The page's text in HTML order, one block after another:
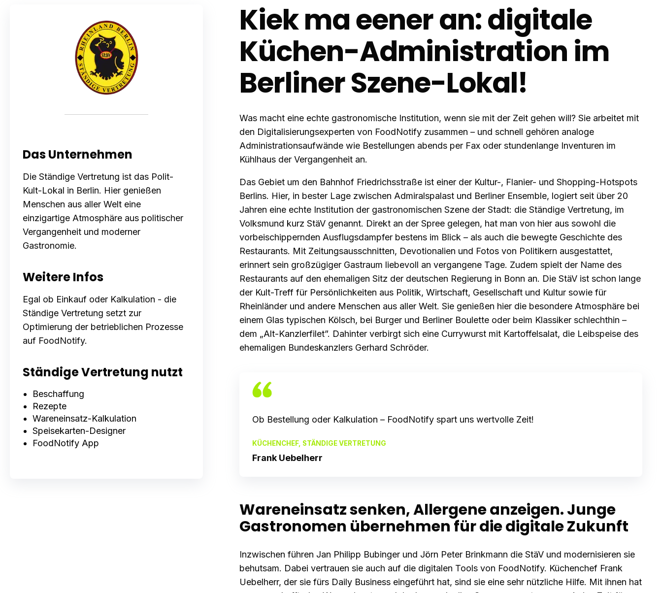
Das Unternehmen
Die Ständige Vertretung ist das Polit-
Kult-Lokal in Berlin. Hier genießen
Menschen aus aller Welt eine
einzigartige Atmosphäre aus politischer
Vergangenheit und moderner
Gastronomie.
Weitere Infos
Egal ob Einkauf oder Kalkulation - die
Ständige Vertretung setzt zur
Optimierung der betrieblichen Prozesse
auf FoodNotify.
Ständige Vertretung nutzt
Beschaffung
Rezepte
Wareneinsatz-Kalkulation
Speisekarten-Designer
FoodNotify App
Kiek ma eener an: digitale
Küchen-Administration im
Berliner Szene-Lokal!
Was macht eine echte gastronomische Institution, wenn sie mit der Zeit gehen will? Sie arbeitet mit
den Digitalisierungsexperten von FoodNotify zusammen – und schnell gehören analoge
Administrationsaufwände wie Bestellungen abends per Fax oder stundenlange Inventuren im
Kühlhaus der Vergangenheit an.
Das Gebiet um den Bahnhof Friedrichsstraße ist einer der Kultur-, Flanier- und Shopping-Hotspots
Berlins. Hier, in bester Lage zwischen Admiralspalast und Berliner Ensemble, logiert seit über 20
Jahren eine echte Institution der gastronomischen Szene der Stadt: die Ständige Vertretung, im
Volksmund kurz StäV genannt. Direkt an der Spree gelegen, hat man von hier aus sowohl die
vorbeischippernden Ausflugsdampfer bestens im Blick – als auch die bewegte Geschichte des
Restaurants. Mit Zeitungsausschnitten, Devotionalien und Fotos von Politikern ausgestattet,
erinnert sein großzügiger Gastraum liebevoll an vergangene Tage. Zudem spielt der Name des
Restaurants auf den ehemaligen Sitz der deutschen Regierung in Bonn an. Die StäV ist schon lange
der Kult-Treff für Persönlichkeiten aus Politik, Wirtschaft, Gesellschaft und Kultur sowie für
Rheinländer und andere Menschen aus aller Welt. Sie genießen hier die besondere Atmosphäre bei
einem Glas typischen Kölsch, bei Burger und Berliner Boulette oder beim Klassiker schlechthin –
dem „Alt-Kanzlerfilet”. Dahinter verbirgt sich eine Currywurst mit Kartoffelsalat, die Leibspeise des
ehemaligen Bundeskanzlers Gerhard Schröder.
Ob Bestellung oder Kalkulation – FoodNotify spart uns wertvolle Zeit!
KÜCHENCHEF, STÄNDIGE VERTRETUNG
Frank Uebelherr
Wareneinsatz senken, Allergene anzeigen. Junge
Gastronomen übernehmen für die digitale Zukunft
Inzwischen führen Jan Philipp Bubinger und Jörn Peter Brinkmann die StäV und modernisieren sie
behutsam. Dabei vertrauen sie auch auf die digitalen Tools von FoodNotify. Küchenchef Frank
Uebelherr, der sie fürs Daily Business eingeführt hat, sind sie eine sehr nützliche Hilfe. Mit ihnen hat